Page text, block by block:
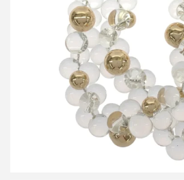
NECKLACE ニッツァクリス
買取金額12,000
詳しく見る